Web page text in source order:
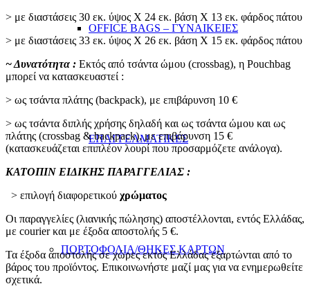
OFFICE BAGS – ΓΥΝΑΙΚΕΙΕΣ
ΕΠΑΓΓΕΛΜΑΤΙΚΕΣ
ΠΟΡΤΟΦΟΛΙΑ/ΘΗΚΕΣ ΚΑΡΤΩΝ
> με διαστάσεις 30 εκ. ύψος Χ 24 εκ. βάση Χ 13 εκ. φάρδος πάτου
> με διαστάσεις 33 εκ. ύψος Χ 26 εκ. βάση Χ 15 εκ. φάρδος πάτου
~ Δυνατότητα : Εκτός από τσάντα ώμου (crossbag), η Pouchbag
μπορεί να κατασκευαστεί :
> ως τσάντα πλάτης (backpack), με επιβάρυνση 10 €
> ως τσάντα διπλής χρήσης δηλαδή και ως τσάντα ώμου και ως
πλάτης (crossbag & backpack), με επιβάρυνση 15 €
(κατασκευάζεται επιπλέον λουρί που προσαρμόζετε ανάλογα).
ΚΑΤΟΠΙΝ ΕΙΔΙΚΗΣ ΠΑΡΑΓΓΕΛΙΑΣ :
> επιλογή διαφορετικού χρώματος
Οι παραγγελίες (λιανικής πώλησης) αποστέλλονται, εντός Ελλάδας,
με courier και με έξοδα αποστολής 5 €.
Τα έξοδα αποστολής σε χώρες εκτός Ελλάδας εξαρτώνται από το
βάρος του προϊόντος. Επικοινωνήστε μαζί μας για να ενημερωθείτε
σχετικά.